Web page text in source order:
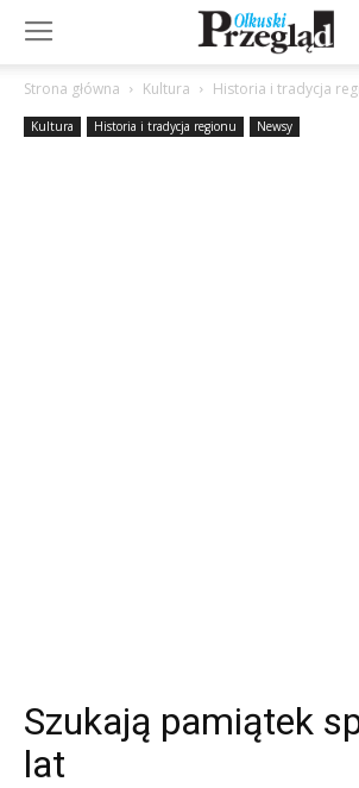
Strona główna Kultura Historia i tradycja
Kultura Historia i tradycja regionu Newsy
Szukają pamiątek
lat